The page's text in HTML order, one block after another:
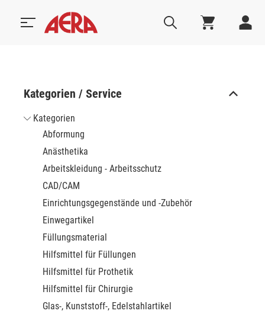
Kategorien / Service
Kategorien
Abformung
Anästhetika
Arbeitskleidung - Arbeitsschutz
CAD/CAM
Einrichtungsgegenstände und -Zubehör
Einwegartikel
Füllungsmaterial
Hilfsmittel für Füllungen
Hilfsmittel für Prothetik
Hilfsmittel für Chirurgie
Glas-, Kunststoff-, Edelstahlartikel